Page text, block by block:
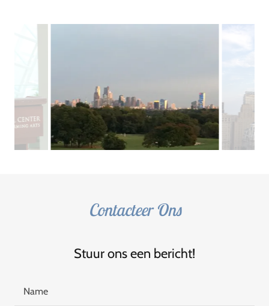
Contacteer Ons
Stuur ons een bericht!
Name